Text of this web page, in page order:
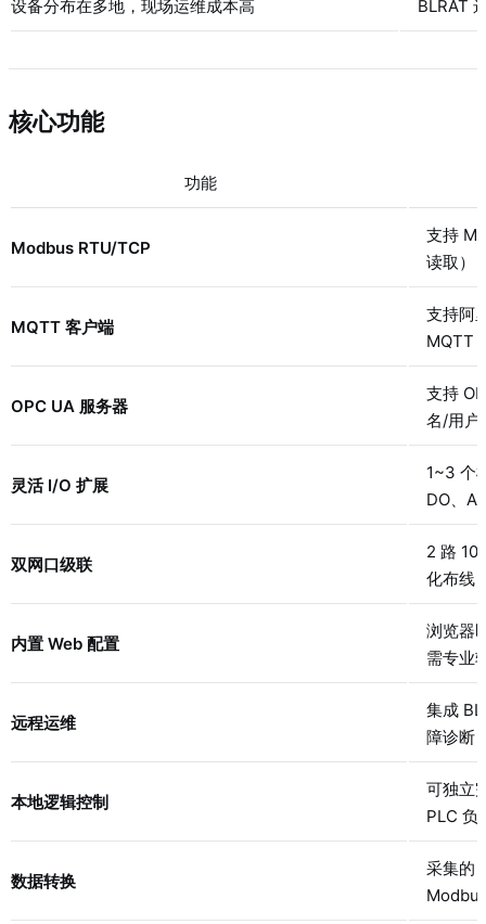
设备分布在多地，现场运维成本高 BLRAT
核心功能
功能
Modbus RTU/TCP
支持
读取）
MQTT 客户端
支持阿
MQTT
OPC UA 服务器
支持
名/用户
灵活 I/O 扩展
1~3 个
DO、
双网口级联
2 路
化布线
内置 Web 配置
浏览器
需专业
远程运维
集成
障诊断
本地逻辑控制
可独立
PLC 负
数据转换
采集的